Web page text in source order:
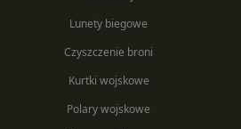
Lunety biegowe
Czyszczenie broni
Kurtki wojskowe
Polary wojskowe